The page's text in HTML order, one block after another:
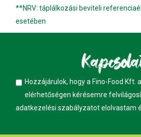
**NRV: táplálkozási beviteli
esetében
Hozzájárulok, hogy a Fino-Food
elérhetőségen kérésemre
adatkezelési szabályzatotelolvastam